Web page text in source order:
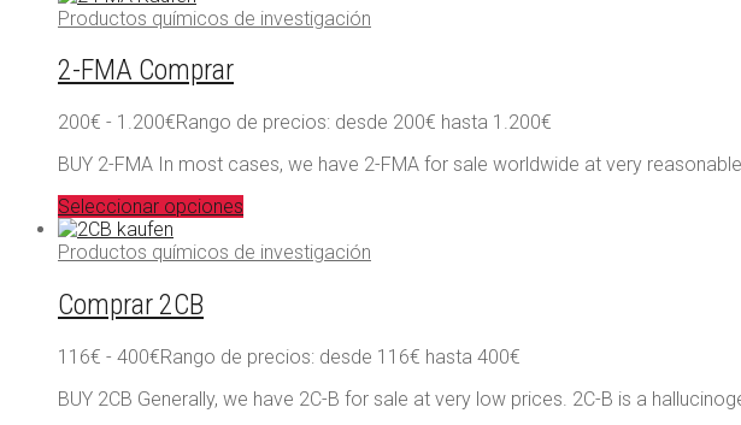
Productos químicos de investigación
2-FMA Comprar
200€ - 1.200€Rango de precios: desde 200€ hasta 1.200€
BUY 2-FMA In most cases, we have 2-FMA for sale worldwide at very
Seleccionar opciones
Productos químicos de investigación
Comprar 2CB
116€ - 400€Rango de precios: desde 116€ hasta 400€
BUY 2CB Generally, we have 2C-B for sale at very low prices. 2C-B is a